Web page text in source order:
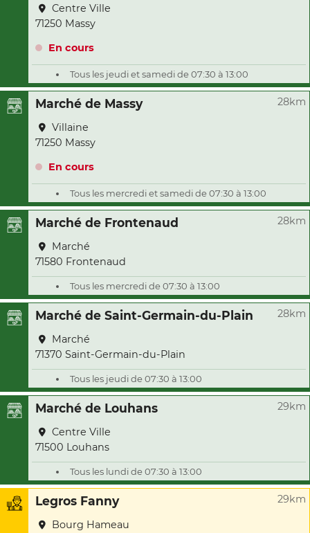
Centre Ville
71250 Massy
En cours
Tous les jeudi et samedi de 07:30 à 13:00
Marché de Massy 28km
Villaine
71250 Massy
En cours
Tous les mercredi et samedi de 07:30 à 13:00
Marché de Frontenaud 28km
Marché
71580 Frontenaud
Tous les mercredi de 07:30 à 13:00
Marché de Saint-Germain-du-Plain 28km
Marché
71370 Saint-Germain-du-Plain
Tous les jeudi de 07:30 à 13:00
Marché de Louhans 29km
Centre Ville
71500 Louhans
Tous les lundi de 07:30 à 13:00
Legros Fanny 29km
Bourg Hameau